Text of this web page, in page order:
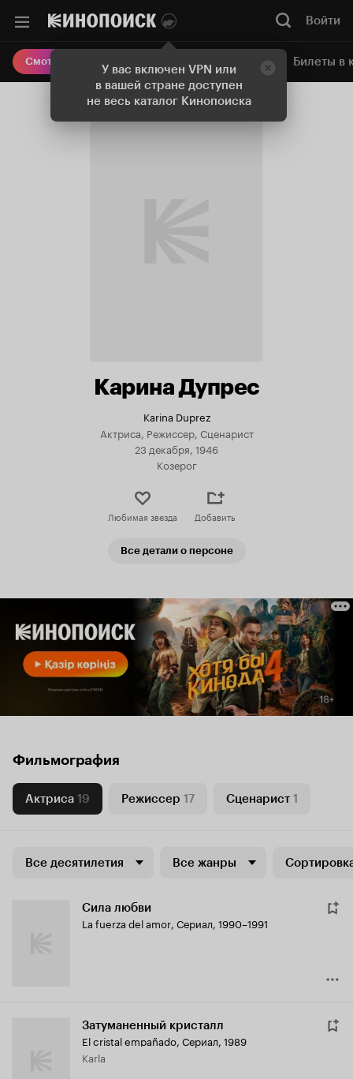
У вас включен VPN или
в вашей стране доступен
не весь каталог Кинопоиска
Войти
Смотреть кино Онлайн-кинотеатр Билеты в
Карина Дупрес
Karina Duprez
Актриса, Режиссер, Сценарист
23 декабря, 1946
Козерог
Любимая звезда Добавить
Все детали о персоне
Фильмография
Актриса 19 Режиссер 17 Сценарист 1
Все десятилетия Все жанры
Сила любви
La fuerza del amor, Сериал, 1990–1991
Затуманенный кристалл
El cristal empañado, Сериал, 1989
Karla